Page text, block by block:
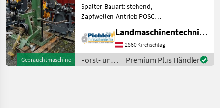
Gebrauchtmaschine
Spalter-Bauart: stehend,
Zapfwellen-Antrieb POSCH
inkl. Gelenkwelle Dem Alter
entsprechender Zustand!
Der Holzspalter der Marke
Landmaschinentechnik Pichler GmbH
2860 Kirchschlag
Forst- und
Holztechnik
Premium Plus Händler